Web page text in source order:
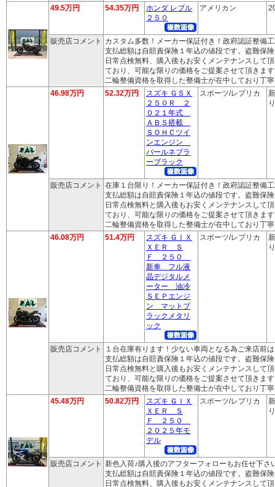
49.5万円
54.35万円
ホンダ レブル
２５０
アメリカン
販売店コメント
カスタム多数！メーカー保証付き！政府認証整備
支払総額は自賠責保険１年込の値段です。盗難保
日常点検無料、購入後もお安くメンテナンスして
ており、可能な限りの価格をご提案させて頂きま
二輪整備資格を取得した整備士が在中しており丁
46.98万円
52.32万円
スズキ ＧＳＸ
２５０Ｒ ２
０２１年式
ＡＢＳ搭載
ＳＯＨＣツイ
ンエンジン
パールネブラ
ーブラック
スポーツ/レプリカ
販売店コメント 在庫１台限り！メーカー保証付き！政府認証整備
支払総額は自賠責保険１年込の値段です。盗難保
日常点検無料と購入後もお安くメンテナンスして
ており、可能な限りの価格をご提案させて頂きま
二輪整備資格を取得した整備士が在中しており丁
46.08万円
51.4万円
スズキ ＧＩＸ
ＸＥＲ Ｓ
Ｆ ２５０
新車 フル液
晶デジタルメ
ーター 油冷
ＳＥＰエンジ
ン マットブ
ラックメタリ
ック
スポーツ/レプリカ
販売店コメント
１台在庫有ります！少ない車両となる為ご来店前
支払総額は自賠責保険１年込の値段です。盗難保
日常点検無料と購入後もお安くメンテナンスして
ており、可能な限りの価格をご提案させて頂きま
二輪整備資格を取得した整備士が在中しており丁
45.48万円
50.82万円
スズキ ＧＩＸ
ＸＥＲ Ｓ
Ｆ ２５０
２０２５年モ
デル
スポーツ/レプリカ
販売店コメント 新色入荷♪購入後のアフターフォローもお任せ下
支払総額は自賠責保険１年込の値段です。盗難保
日常点検無料、購入後もお安くメンテナンスして